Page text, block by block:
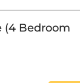
(4 Bedroom